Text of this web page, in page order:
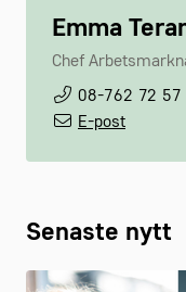
Emma
Chef
08-762 72 57
E-post
Senaste nytt